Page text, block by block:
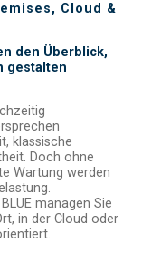
Cloud &
den Überblick,
gestalten
klassische
Doch ohne
Wartung werden
managen Sie
in der Cloud oder